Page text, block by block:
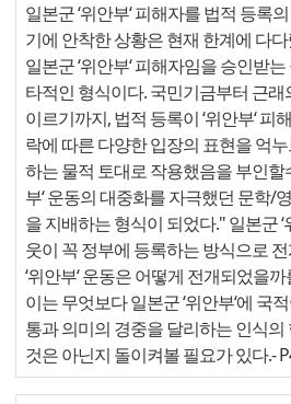
일본군 ‘위안부‘ 피해자를 법적 등록
기에 안착한 상황은 현재 한계에 다
일본군 ‘위안부‘ 피해자임을 승인받
타적인 형식이다. 국민기금부터 근
이르기까지, 법적 등록이 ‘위안부‘ 피
락에 따른 다양한 입장의 표현을 억
하는 물적 토대로 작용했음을 부인할
부‘ 운동의 대중화를 자극했던 문학/
을 지배하는 형식이 되었다." 일본군
웃이 꼭 정부에 등록하는 방식으로
‘위안부‘ 운동은 어떻게 전개되었을
이는 무엇보다 일본군 ‘위안부‘에 국
통과 의미의 경중을 달리하는 인식
것은 아닌지 돌이켜볼 필요가 있다.-